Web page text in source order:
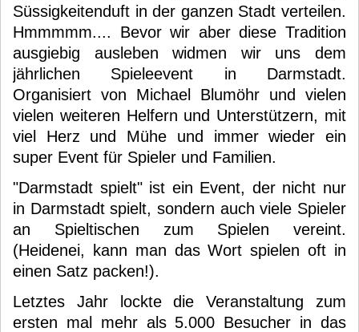
Süssigkeitenduft in der ganzen Stadt verteilen.
Hmmmmm.... Bevor wir aber diese Tradition
ausgiebig ausleben widmen wir uns dem
jährlichen Spieleevent in Darmstadt.
Organisiert von Michael Blumöhr und vielen
vielen weiteren Helfern und Unterstützern, mit
viel Herz und Mühe und immer wieder ein
super Event für Spieler und Familien.
"Darmstadt spielt" ist ein Event, der nicht nur
in Darmstadt spielt, sondern auch viele Spieler
an Spieltischen zum Spielen vereint.
(Heidenei, kann man das Wort spielen oft in
einen Satz packen!).
Letztes Jahr lockte die Veranstaltung zum
ersten mal mehr als 5.000 Besucher in das